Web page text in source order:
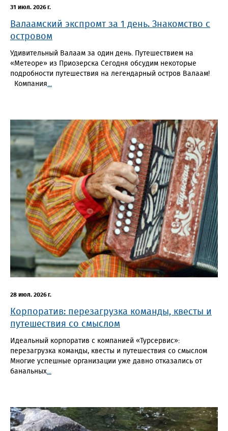
31 июл. 2026 г.
Валаамский экспромт за 1 день. Знакомство с
островом
Удивительный Валаам за один день. Путешествием на
«Метеоре» из Приозерска Сегодня обсудим некоторые
подробности путешествия на легендарный остров Валаам!
Компания
28 июл. 2026 г.
Корпоратив: перезагрузка команды, квесты и
путешествия со смыслом
Идеальный корпоратив с компанией «Турсервис»:
перезагрузка команды, квесты и путешествия со смыслом
Многие успешные организации уже давно отказались от
банальных...